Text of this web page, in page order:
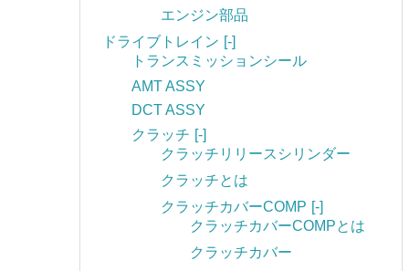
エンジン部品
ドライブトレイン [-]
トランスミッションシール
AMT ASSY
DCT ASSY
クラッチ [-]
クラッチリリースシリンダー
クラッチとは
クラッチカバーCOMP [-]
クラッチカバーCOMPとは
クラッチカバー